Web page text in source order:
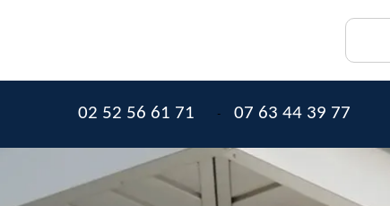
02 52 56 61 71 - 07 63 44 39 77